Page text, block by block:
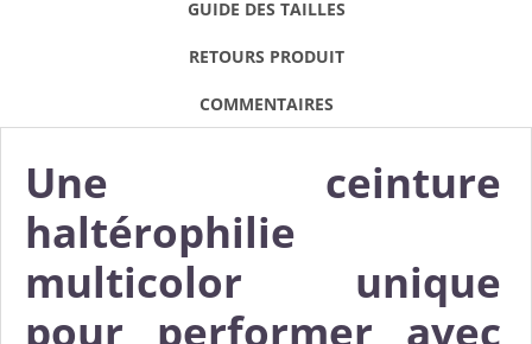
GUIDE DES TAILLES
RETOURS PRODUIT
COMMENTAIRES
Une ceinture
haltérophilie
multicolor unique
pour performer avec